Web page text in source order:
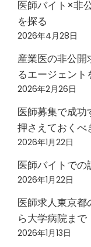
医師バイト×非
を探る
2026年4月28日
産業医の非公開
るエージェント
2026年2月26日
医師募集で成
押さえておくべ
2026年1月22日
医師バイトでの
2026年1月22日
医師求人東京
ら大学病院まで
2026年1月13日